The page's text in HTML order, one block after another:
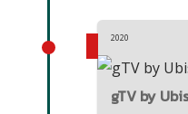
gTV by
2020